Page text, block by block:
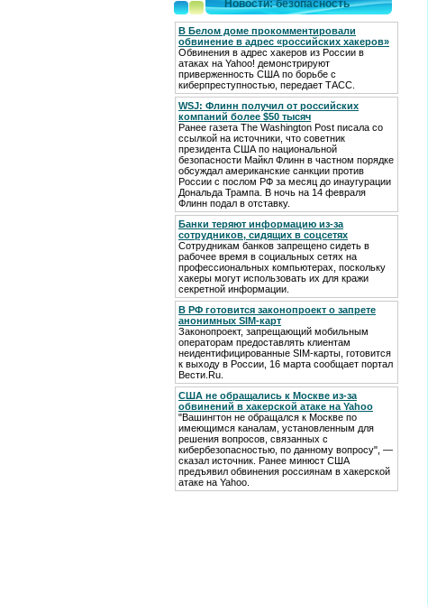
Новости: безопасность
В Белом доме прокомментировали
обвинение в адрес «российских хакеров»
Обвинения в адрес хакеров из России в
атаках на Yahoo! демонстрируют
приверженность США по борьбе с
киберпреступностью, передает ТАСС.
WSJ: Флинн получил от российских
компаний более $50 тысяч
Ранее газета The Washington Post писала со
ссылкой на источники, что советник
президента США по национальной
безопасности Майкл Флинн в частном порядке
обсуждал американские санкции против
России с послом РФ за месяц до инаугурации
Дональда Трампа. В ночь на 14 февраля
Флинн подал в отставку.
Банки теряют информацию из-за
сотрудников, сидящих в соцсетях
Сотрудникам банков запрещено сидеть в
рабочее время в социальных сетях на
профессиональных компьютерах, поскольку
хакеры могут использовать их для кражи
секретной информации.
В РФ готовится законопроект о запрете
анонимных SIM-карт
Законопроект, запрещающий мобильным
операторам предоставлять клиентам
неидентифицированные SIM-карты, готовится
к выходу в России, 16 марта сообщает портал
Вести.Ru.
США не обращались к Москве из-за
обвинений в хакерской атаке на Yahoo
"Вашингтон не обращался к Москве по
имеющимся каналам, установленным для
решения вопросов, связанных с
кибербезопасностью, по данному вопросу", —
сказал источник. Ранее минюст США
предъявил обвинения россиянам в хакерской
атаке на Yahoo.